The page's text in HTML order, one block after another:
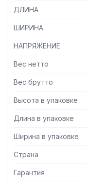
системой защиты
— Вентилируемый
длительной и
креплением без
обеспечения высокой
Комплектация:
— Классическая
— Толкатель из
ДЛИНА
ШИРИНА
НАПРЯЖЕНИЕ
Вес нетто
Вес брутто
Высота в упаковке
Длина в упаковке
Ширина в упаковке
Страна
Гарантия